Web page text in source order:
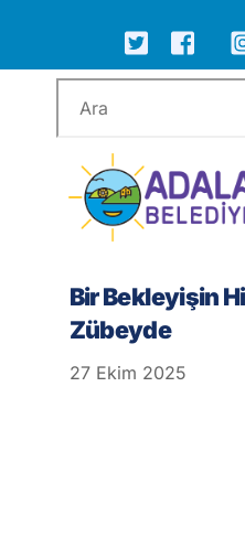
content
ICON
LABEL
ICON
LABEL
Bir Bekleyişin
Zübeyde
27 Ekim 2025